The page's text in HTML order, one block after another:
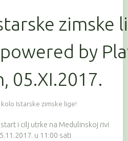
zimske
by
05.XI.2017.
Istarske zimske lige!
i cilj utrke na Medulinskoj rivi
u 11:00 sati